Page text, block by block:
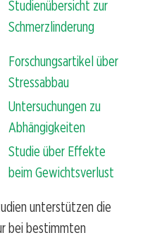
Studienübersicht zur
Schmerzlinderung
Forschungsartikel über
Stressabbau
Untersuchungen zu
Abhängigkeiten
Studie über Effekte
beim Gewichtsverlust
unterstützen die
bei bestimmten